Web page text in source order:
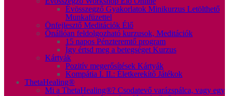
Évösszegző Gyakorlatok Minikurzus Letölthető
Munkafüzettel
Önfejlesztő Meditációk Élő
Önállóan feldolgozható kurzusok, Meditációk
15 napos Pénzteremtő program
Így értsd meg a betegséget Kurzus
Kártyák
Pozitív megerősítések Kártyák
Kompátia I. II.: Életkerekítő Játékok
ThetaHealing®
Mi a ThetaHealing®? Csodatevő varázspálca, vagy egy